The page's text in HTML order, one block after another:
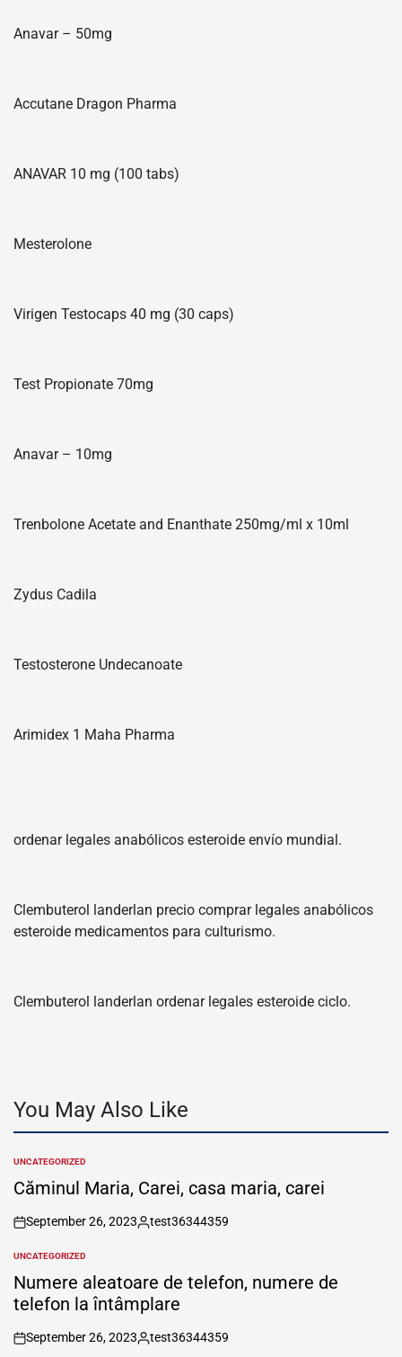
Anavar – 50mg
Accutane Dragon Pharma
ANAVAR 10 mg (100 tabs)
Mesterolone
Virigen Testocaps 40 mg (30 caps)
Test Propionate 70mg
Anavar – 10mg
Trenbolone Acetate and Enanthate 250mg/ml x 10ml
Zydus Cadila
Testosterone Undecanoate
Arimidex 1 Maha Pharma
ordenar legales anabólicos esteroide envío mundial.
Clembuterol landerlan precio comprar legales anabólicos
esteroide medicamentos para culturismo.
Clembuterol landerlan ordenar legales esteroide ciclo.
You May Also Like
POSTED
IN
UNCATEGORIZED
Căminul Maria, Carei, casa maria, carei
on
September 26, 2023
Posted
test36344359
POSTED
IN
UNCATEGORIZED
Numere aleatoare de telefon, numere de
telefon la întâmplare
on
September 26, 2023
Posted
test36344359